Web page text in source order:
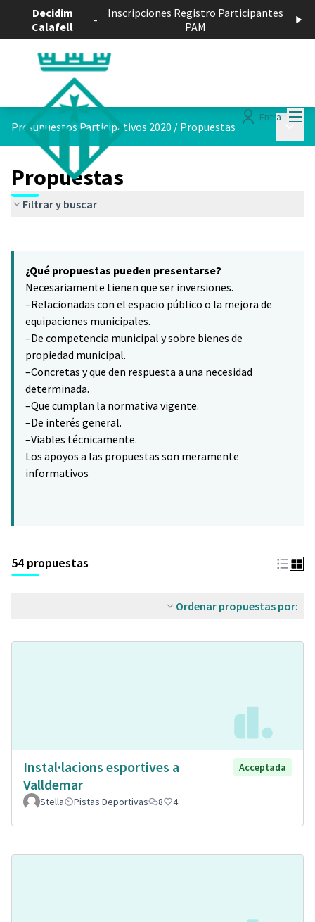
Decidim
Calafell
-
Inscripciones Registro Participantes
PAM
Entra
Presupuestos Participativos 2020 / Propuestas
Propuestas
Filtrar y buscar
−
¿Qué propuestas pueden presentarse?
Necesariamente tienen que ser inversiones.
–Relacionadas con el espacio público o la mejora de
equipaciones municipales.
–De competencia municipal y sobre bienes de
propiedad municipal.
–Concretas y que den respuesta a una necesidad
determinada.
–Que cumplan la normativa vigente.
–De interés general.
–Viables técnicamente.
Los apoyos a las propuestas son meramente
informativos
54 propuestas
Ordenar propuestas por:
Instal·lacions esportives a
Valldemar
Acceptada
Stella Pistas Deportivas 8 4